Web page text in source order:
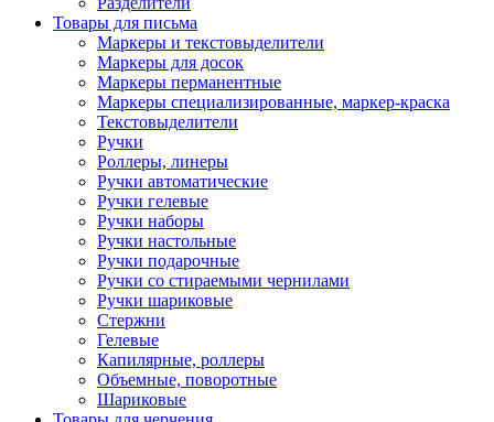
Товары для письма
Маркеры и текстовыделители
Маркеры для досок
Маркеры перманентные
Маркеры специализированные, маркер-краска
Текстовыделители
Ручки
Роллеры, линеры
Ручки автоматические
Ручки гелевые
Ручки наборы
Ручки настольные
Ручки подарочные
Ручки со стираемыми чернилами
Ручки шариковые
Стержни
Гелевые
Капилярные, роллеры
Объемные, поворотные
Шариковые